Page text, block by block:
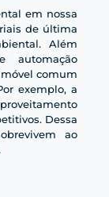
em nossa
de última
Além
automação
comum
exemplo, a
Dessa
ao